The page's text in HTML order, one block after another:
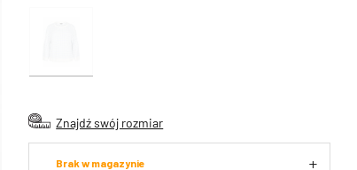
Znajdź swój rozmiar
Brak w magazynie